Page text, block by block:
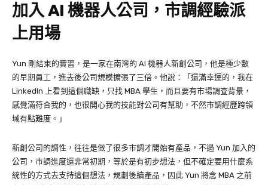
加入AI 機器人公司，市調經驗派
上用場
Yun 剛結束的實習，是一家在南灣的 AI 機器人新創公司，他是極少數
的早期員工，進去後公司規模擴張了三倍。他說：「還滿幸運的，我在
LinkedIn 上看到這個職缺，只找 MBA 學生，而且要有市場調查背景，
感覺滿符合我的，也很開心我的技能對公司有幫助，不然市調經歷跨領
域有點難度。」
新創公司的調性，往往是做了很多市調才開始有產品，不過 Yun 加入的
公司，市調進度還非常初期，等於是有初步想法，但不確定要用什麼系
統性的方式去支持這個想法，規劃後續產品，因此 Yun 將念 MBA 之前